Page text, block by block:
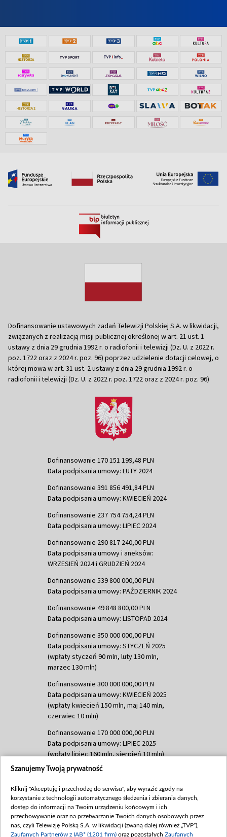
Dofinansowanie ustawowych zadań Telewizji Polskiej S.A. w likwidacji,
związanych z realizacją misji publicznej określonej w art. 21 ust. 1
ustawy z dnia 29 grudnia 1992 r. o radiofonii i telewizji (Dz. U. z 2022 r.
poz. 1722 oraz z 2024 r. poz. 96) poprzez udzielenie dotacji celowej, o
której mowa w art. 31 ust. 2 ustawy z dnia 29 grudnia 1992 r. o
radiofonii i telewizji (Dz. U. z 2022 r. poz. 1722 oraz z 2024 r. poz. 96)
Dofinansowanie 170 151 199,48 PLN
Data podpisania umowy: LUTY 2024
Dofinansowanie 391 856 491,84 PLN
Data podpisania umowy: KWIECIEŃ 2024
Dofinansowanie 237 754 754,24 PLN
Data podpisania umowy: LIPIEC 2024
Dofinansowanie 290 817 240,00 PLN
Data podpisania umowy i aneksów:
WRZESIEŃ 2024 i GRUDZIEŃ 2024
Dofinansowanie 539 800 000,00 PLN
Data podpisania umowy: PAŹDZIERNIK 2024
Dofinansowanie 49 848 800,00 PLN
Data podpisania umowy: LISTOPAD 2024
Dofinansowanie 350 000 000,00 PLN
Data podpisania umowy: STYCZEŃ 2025
(wpłaty styczeń 90 mln, luty 130 mln,
marzec 130 mln)
Dofinansowanie 300 000 000,00 PLN
Data podpisania umowy: KWIECIEŃ 2025
(wpłaty kwiecień 150 mln, maj 140 mln,
czerwiec 10 mln)
Dofinansowanie 170 000 000,00 PLN
Data podpisania umowy: LIPIEC 2025
(wpłaty lipiec 160 mln, sierpień 10 mln)
Dofinansowanie 60 000 000,00 PLN
(wpłata wrzesień 60 mln)
Dofinansowanie 635 783 051,21 PLN
Data podpisania umowy: WRZESIEŃ 2025
(wpłata wrzesień 100 mln, październik 350
Szanujemy Twoją prywatność
Kliknij "Akceptuję i przechodzę do serwisu", aby wyrazić zgody na
korzystanie z technologii automatycznego śledzenia i zbierania danych,
dostęp do informacji na Twoim urządzeniu końcowym i ich
przechowywanie oraz na przetwarzanie Twoich danych osobowych przez
nas, czyli Telewizję Polską S.A. w likwidacji (zwaną dalej również „TVP”),
Zaufanych Partnerów z IAB* (1201 firm) oraz pozostałych Zaufanych